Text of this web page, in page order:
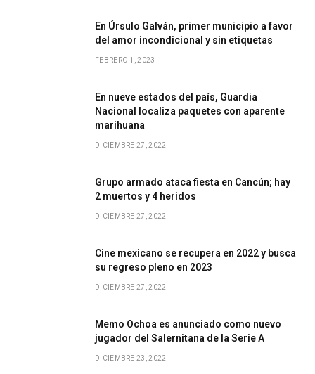
En Úrsulo Galván, primer municipio a favor
del amor incondicional y sin etiquetas
FEBRERO 1, 2023
En nueve estados del país, Guardia
Nacional localiza paquetes con aparente
marihuana
DICIEMBRE 27, 2022
Grupo armado ataca fiesta en Cancún; hay
2 muertos y 4 heridos
DICIEMBRE 27, 2022
Cine mexicano se recupera en 2022 y busca
su regreso pleno en 2023
DICIEMBRE 27, 2022
Memo Ochoa es anunciado como nuevo
jugador del Salernitana de la Serie A
DICIEMBRE 23, 2022